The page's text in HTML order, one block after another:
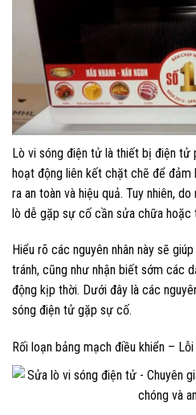
Lò vi sóng điện tử là thiết bị điện tử
hoạt động liên kết chặt chẽ để đảm
ra an toàn và hiệu quả. Tuy nhiên, do
lò dễ gặp sự cố cần sửa chữa hoặc
Hiểu rõ các nguyên nhân này sẽ
tránh, cũng như nhận biết sớm các
động kịp thời. Dưới đây là các
sóng điện tử gặp sự cố.
Rối loạn bảng mạch điều khiển –